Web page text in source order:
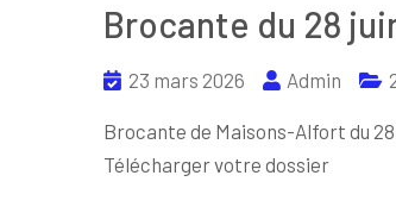
Brocante du 28
23 mars 2026 Admin
Brocante de Maisons-Alfort du 28
Télécharger votre dossier